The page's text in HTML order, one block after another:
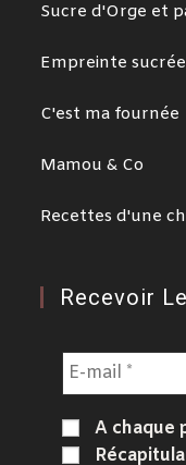
Sucre d'Orge et
Empreinte sucrée
C'est ma fournée
Mamou & Co
Recettes d'une
Recevoir
A chaque